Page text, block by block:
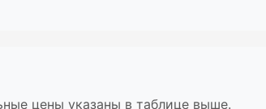
цены указаны в таблице выше.